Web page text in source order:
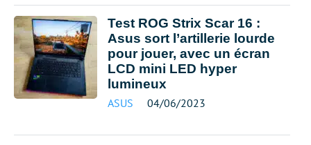
Test ROG Strix Scar 16 :
Asus sort l’artillerie lourde
pour jouer, avec un écran
LCD mini LED hyper
lumineux
ASUS 04/06/2023